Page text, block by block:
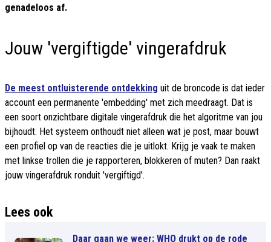
genadeloos af.
Jouw 'vergiftigde' vingerafdruk
De meest ontluisterende ontdekking uit de broncode is dat ieder
account een permanente 'embedding' met zich meedraagt. Dat is
een soort onzichtbare digitale vingerafdruk die het algoritme van jou
bijhoudt. Het systeem onthoudt niet alleen wat je post, maar bouwt
een profiel op van de reacties die je uitlokt. Krijg je vaak te maken
met linkse trollen die je rapporteren, blokkeren of muten? Dan raakt
jouw vingerafdruk ronduit 'vergiftigd'.
Lees ook
Daar gaan we weer: WHO drukt op de rode